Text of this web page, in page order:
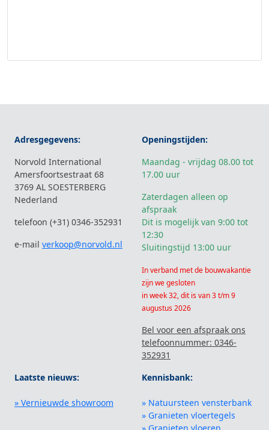
Adresgegevens:
Norvold International
Amersfoortsestraat 68
3769 AL SOESTERBERG
Nederland
telefoon (+31) 0346-352931
e-mail verkoop@norvold.nl
Openingstijden:
Maandag - vrijdag 08.00 tot
17.00 uur
Zaterdagen alleen op
afspraak
Dit is mogelijk van 9:00 tot
12:30
Sluitingstijd 13:00 uur
In verband met de bouwvakantie
zijn we gesloten
in week 32, dit is van 3 t/m 9
augustus 2026
Bel voor een afspraak ons
telefoonnummer: 0346-
352931
Laatste nieuws:
» Vernieuwde showroom
Kennisbank:
» Natuursteen vensterbank
» Granieten vloertegels